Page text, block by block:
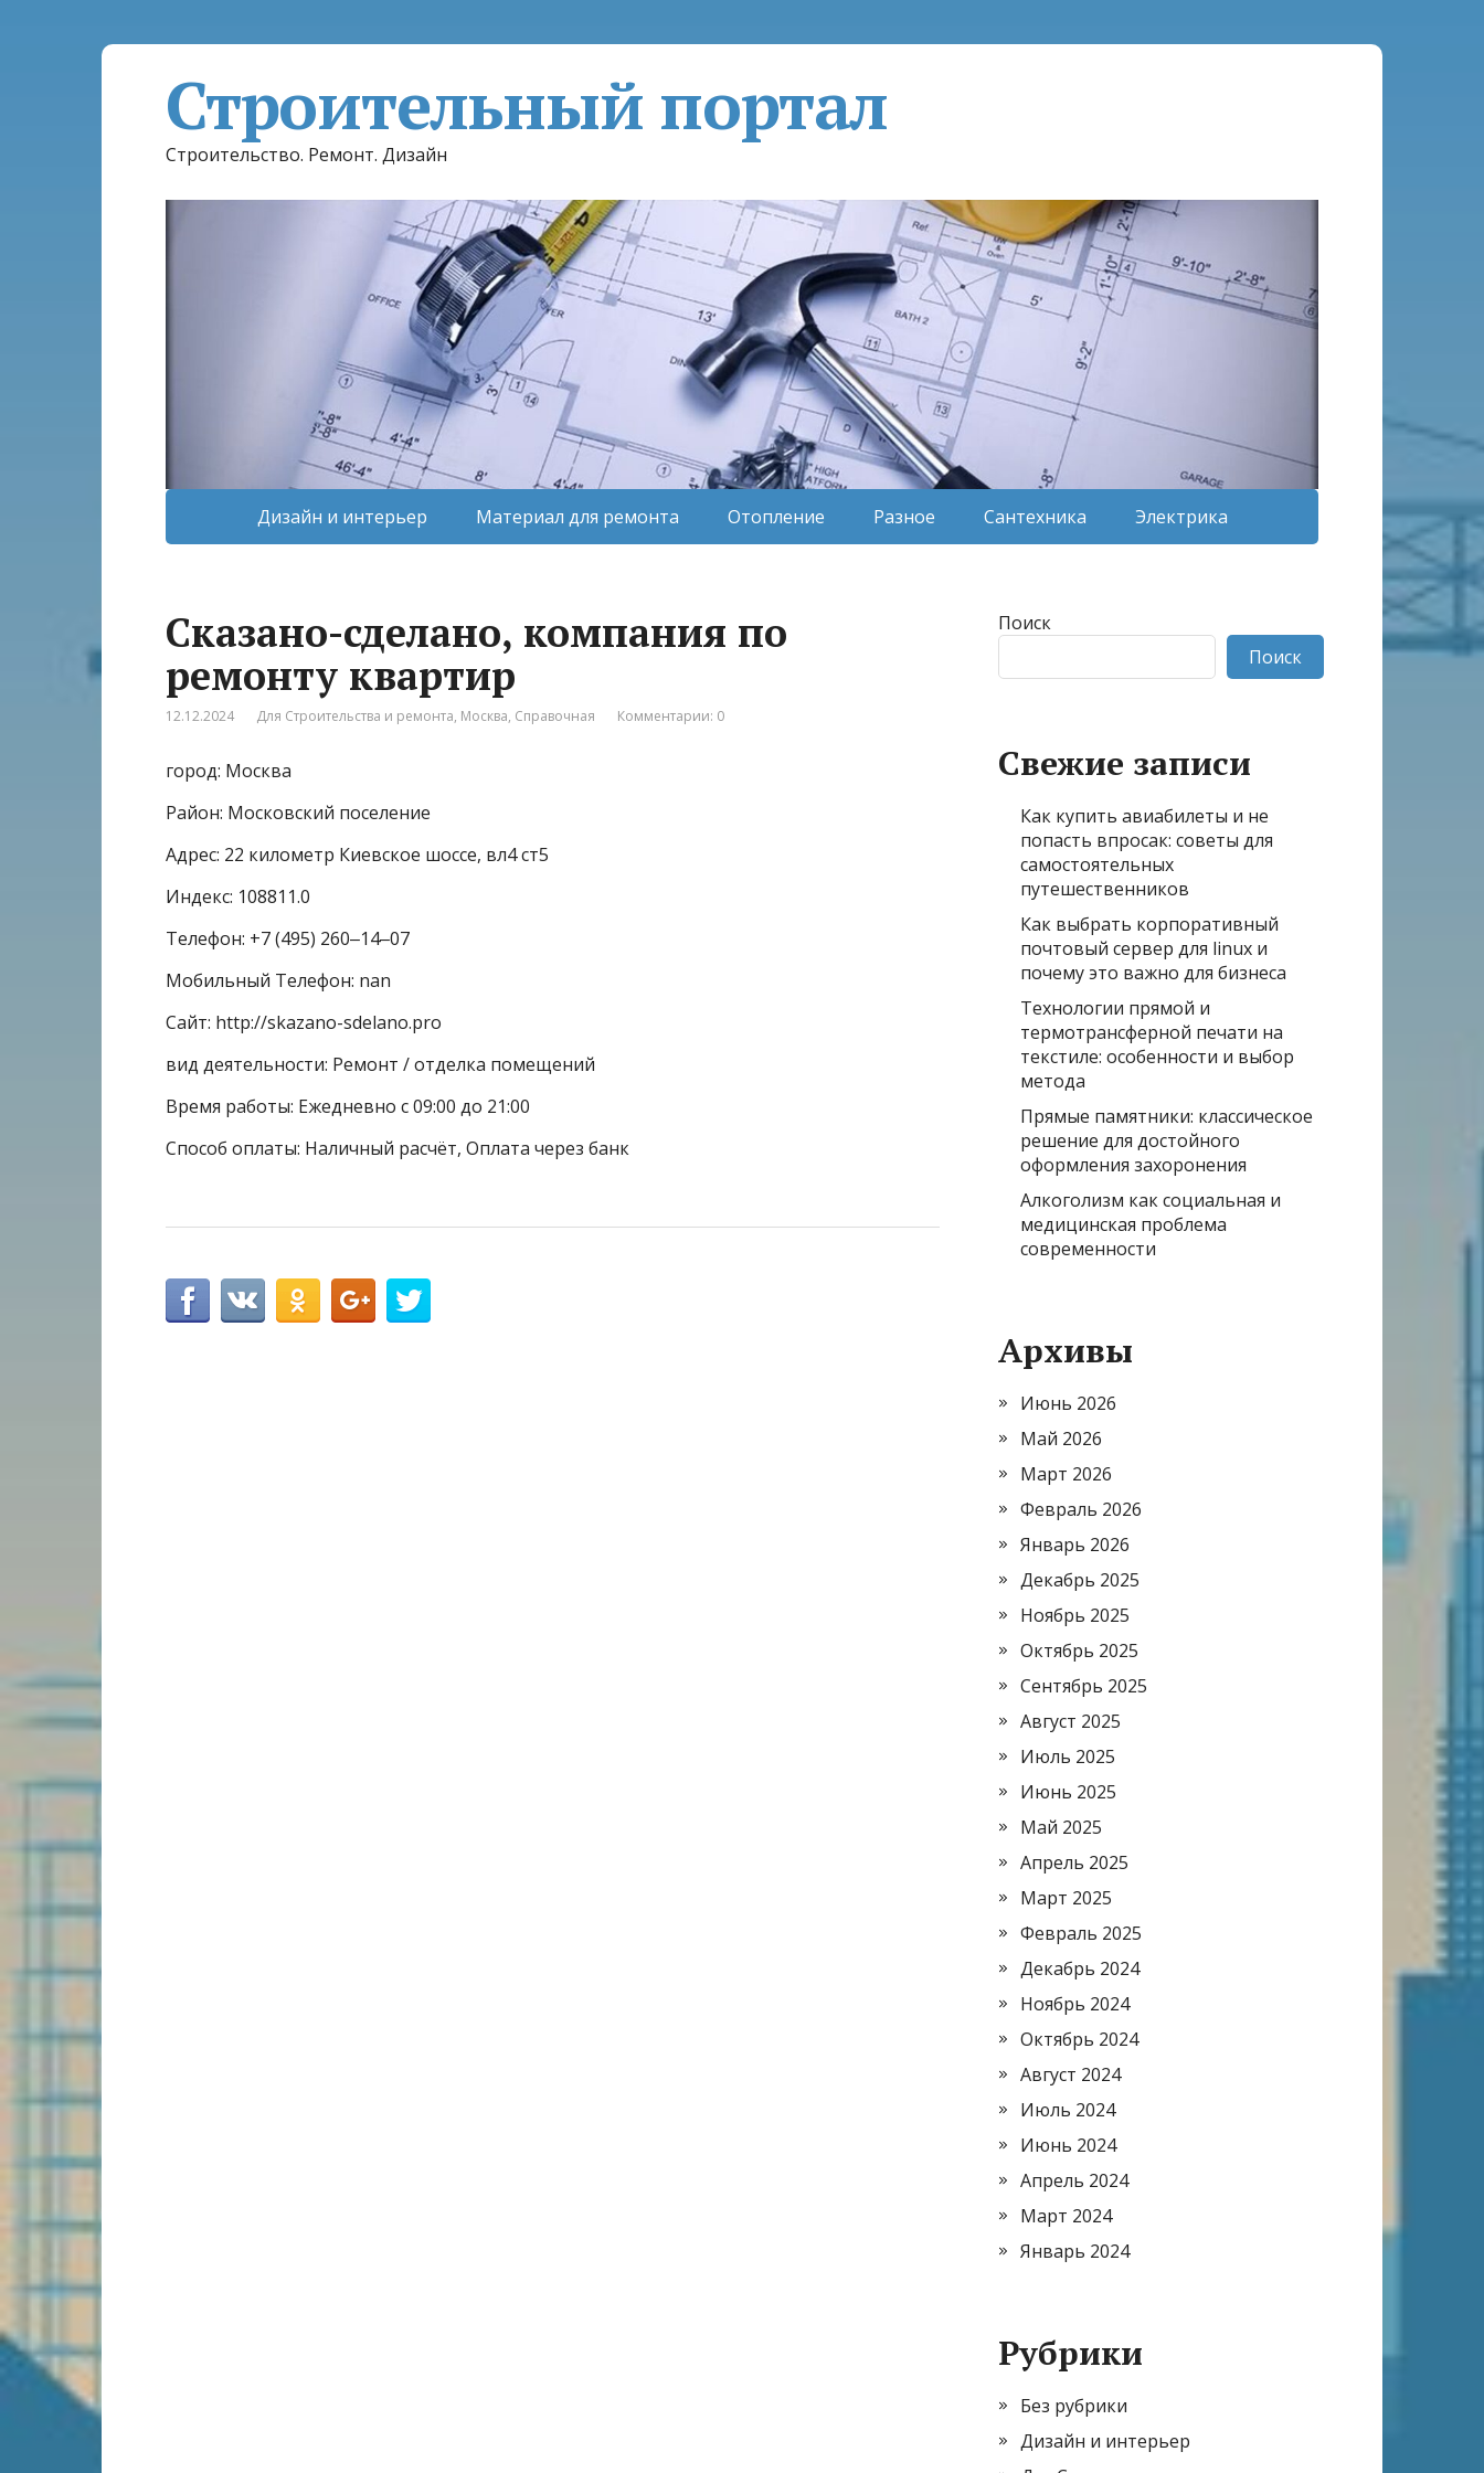
Строительный портал
Строительство. Ремонт. Дизайн
Дизайн и интерьер Материал для ремонта Отопление Разное Сантехника Электрика
Сказано-сделано, компания по
ремонту квартир
12.12.2024 Для Строительства и ремонта, Москва, Справочная Комментарии: 0
город: Москва
Район: Московский поселение
Адрес: 22 километр Киевское шоссе, вл4 ст5
Индекс: 108811.0
Телефон: +7 (495) 260‒14‒07
Мобильный Телефон: nan
Сайт: http://skazano-sdelano.pro
вид деятельности: Ремонт / отделка помещений
Время работы: Ежедневно с 09:00 до 21:00
Способ оплаты: Наличный расчёт, Оплата через банк
Поиск
Поиск
Свежие записи
Как купить авиабилеты и не
попасть впросак: советы для
самостоятельных
путешественников
Как выбрать корпоративный
почтовый сервер для linux и
почему это важно для бизнеса
Технологии прямой и
термотрансферной печати на
текстиле: особенности и выбор
метода
Прямые памятники: классическое
решение для достойного
оформления захоронения
Алкоголизм как социальная и
медицинская проблема
современности
Архивы
Июнь 2026
Май 2026
Март 2026
Февраль 2026
Январь 2026
Декабрь 2025
Ноябрь 2025
Октябрь 2025
Сентябрь 2025
Август 2025
Июль 2025
Июнь 2025
Май 2025
Апрель 2025
Март 2025
Февраль 2025
Декабрь 2024
Ноябрь 2024
Октябрь 2024
Август 2024
Июль 2024
Июнь 2024
Апрель 2024
Март 2024
Январь 2024
Рубрики
Без рубрики
Дизайн и интерьер